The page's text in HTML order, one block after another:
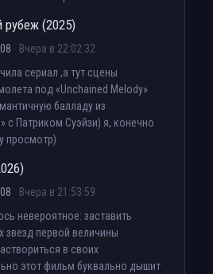
(2025)
Вчера в 22:02:32
сериал ,а тут сцены
под «Unchained Melody»
балладу из
с Патриком Суэйзи) я, конечно
просмотр)
Вчера в 21:53:59
невероятное: заставить
звезд первой величины
в своих
этот фильм буквально дышит